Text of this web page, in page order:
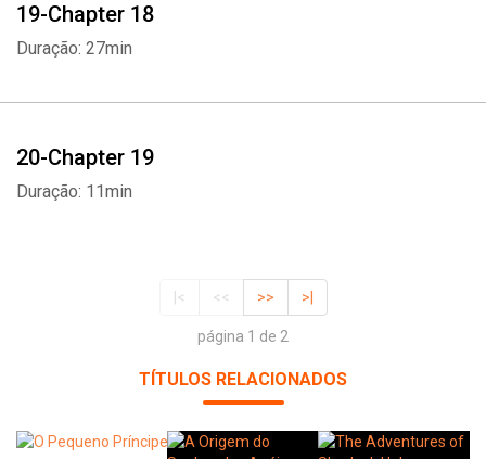
19-Chapter 18
Duração: 27min
20-Chapter 19
Duração: 11min
|< << >> >|
página 1 de 2
TÍTULOS RELACIONADOS